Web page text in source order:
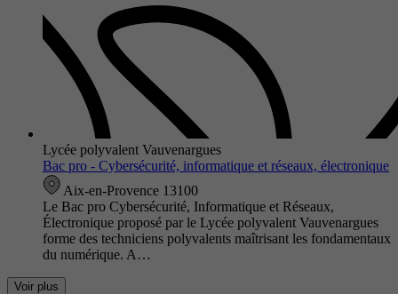
Lycée polyvalent Vauvenargues
Bac pro - Cybersécurité, informatique et réseaux, électronique
Aix-en-Provence 13100
Le Bac pro Cybersécurité, Informatique et Réseaux,
Électronique proposé par le Lycée polyvalent Vauvenargues
forme des techniciens polyvalents maîtrisant les fondamentaux
du numérique. A…
Voir plus